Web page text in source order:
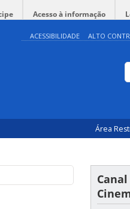
Acesso à informação
ACESSIBILIDADE ALTO
Área